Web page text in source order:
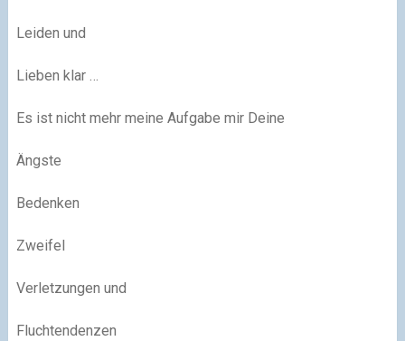
Leiden und
Lieben klar …
Es ist nicht mehr meine Aufgabe mir Deine
Ängste
Bedenken
Zweifel
Verletzungen und
Fluchtendenzen